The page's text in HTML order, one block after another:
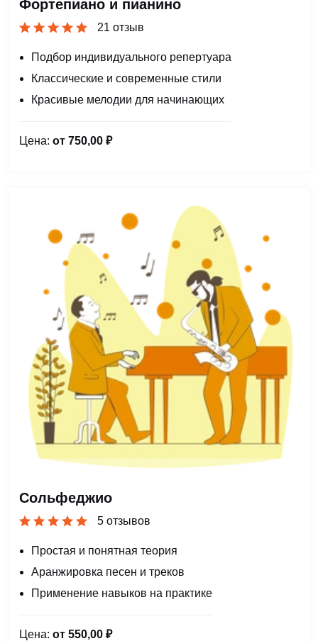
Фортепиано и пианино
21 отзыв
Подбор индивидуального репертуара
Классические и современные стили
Красивые мелодии для начинающих
Цена: от 750,00 ₽
Сольфеджио
5 отзывов
Простая и понятная теория
Аранжировка песен и треков
Применение навыков на практике
Цена: от 550,00 ₽